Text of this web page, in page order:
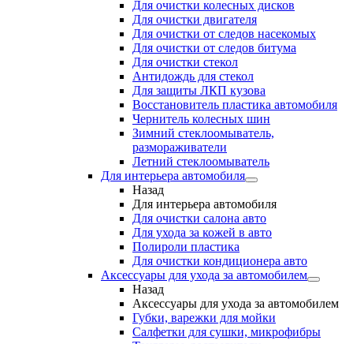
Для очистки колесных дисков
Для очистки двигателя
Для очистки от следов насекомых
Для очистки от следов битума
Для очистки стекол
Антидождь для стекол
Для защиты ЛКП кузова
Восстановитель пластика автомобиля
Чернитель колесных шин
Зимний стеклоомыватель,
размораживатели
Летний стеклоомыватель
Для интерьера автомобиля
Назад
Для интерьера автомобиля
Для очистки салона авто
Для ухода за кожей в авто
Полироли пластика
Для очистки кондиционера авто
Аксессуары для ухода за автомобилем
Назад
Аксессуары для ухода за автомобилем
Губки, варежки для мойки
Салфетки для сушки, микрофибры